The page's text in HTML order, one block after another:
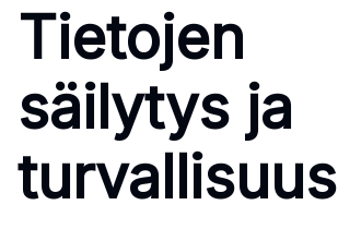
Tietojen
säilytys ja
turvallisuus